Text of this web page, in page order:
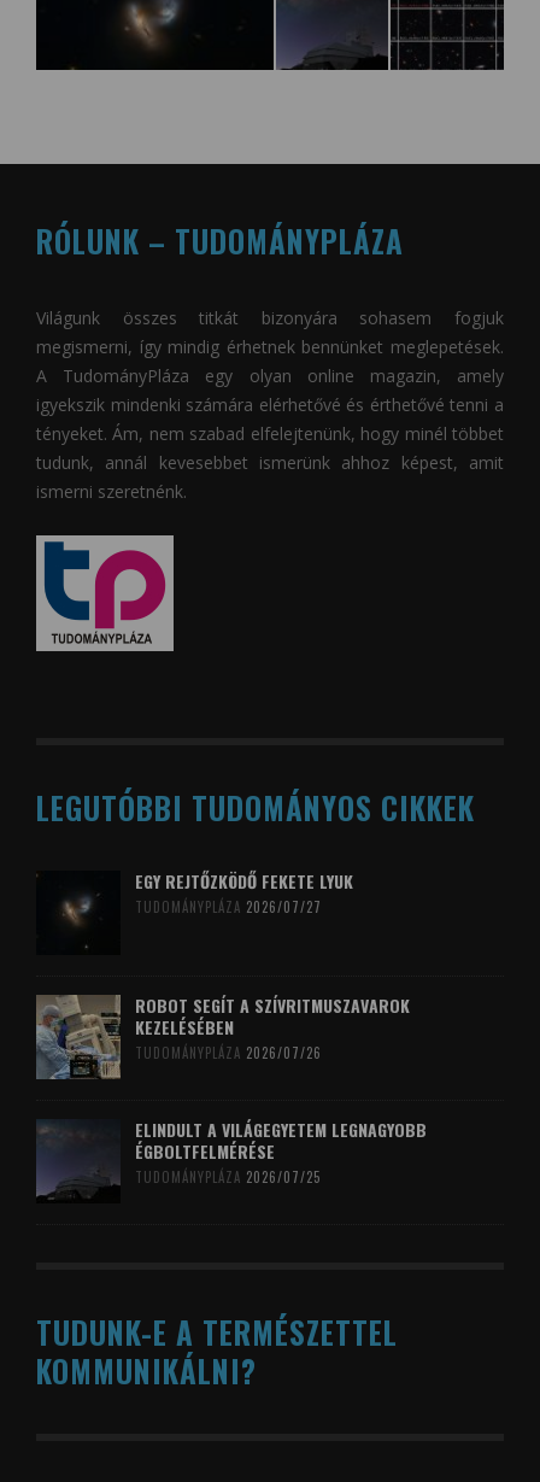
RÓLUNK – TUDOMÁNYPLÁZA
Világunk összes titkát bizonyára sohasem fogjuk
megismerni, így mindig érhetnek bennünket meglepetések.
A TudományPláza egy olyan online magazin, amely
igyekszik mindenki számára elérhetővé és érthetővé tenni a
tényeket. Ám, nem szabad elfelejtenünk, hogy minél többet
tudunk, annál kevesebbet ismerünk ahhoz képest, amit
ismerni szeretnénk.
LEGUTÓBBI TUDOMÁNYOS CIKKEK
EGY REJTŐZKÖDŐ FEKETE LYUK
TUDOMÁNYPLÁZA 2026/07/27
ROBOT SEGÍT A SZÍVRITMUSZAVAROK
KEZELÉSÉBEN
TUDOMÁNYPLÁZA 2026/07/26
ELINDULT A VILÁGEGYETEM LEGNAGYOBB
ÉGBOLTFELMÉRÉSE
TUDOMÁNYPLÁZA 2026/07/25
TUDUNK-E A TERMÉSZETTEL
KOMMUNIKÁLNI?